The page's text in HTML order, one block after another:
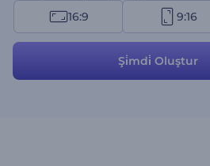
Noel introları, yemek davetleri, tebrik
mükemmel bir seçenek. Hemen deneyin!
16:9 9:16
Şi̇mdi̇ Oluştur